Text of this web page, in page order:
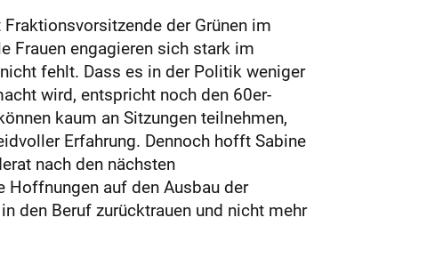
der Grünen im
Frauen engagieren sich stark im
fehlt. Dass es in der Politik weniger
wird, entspricht noch den 60er-
kaum an Sitzungen teilnehmen,
Erfahrung. Dennoch hofft Sabine
nach den nächsten
auf den Ausbau der
den Beruf zurücktrauen und nicht mehr